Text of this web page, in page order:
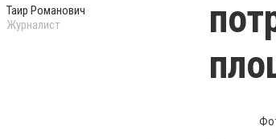
Таир Романович
Журналист